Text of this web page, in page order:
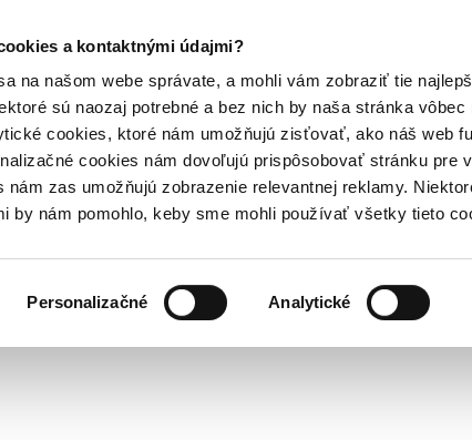
a kontaktnými údajmi?
na našom webe správate, a mohli vám zobraziť tie
sú naozaj potrebné a bez nich by naša stránka vôbec
cookies, ktoré nám umožňujú zisťovať, ako náš web
cookies nám dovoľujú prispôsobovať stránku pre
nám zas umožňujú zobrazenie relevantnej reklamy.
by nám pomohlo, keby sme mohli používať všetky tieto
Personalizačné Analytické